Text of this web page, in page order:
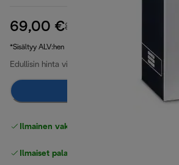
69,00 €81,90 €
*Sisältyy ALV:hen
Edullisin hinta viimeiset 30 päivää 69,00 €
Lisää ostoskoriin
Ilmainen vakiotoimitus
Ilmaiset palautukset